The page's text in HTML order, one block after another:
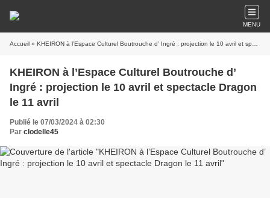
MENU
Accueil » KHEIRON à l’Espace Culturel Boutrouche d’ Ingré : projection le 10 avril et spectacle Dragon le 11 avril
KHEIRON à l’Espace Culturel Boutrouche d’
Ingré : projection le 10 avril et spectacle Dragon
le 11 avril
Publié le 07/03/2024 à 02:30
Par clodelle45